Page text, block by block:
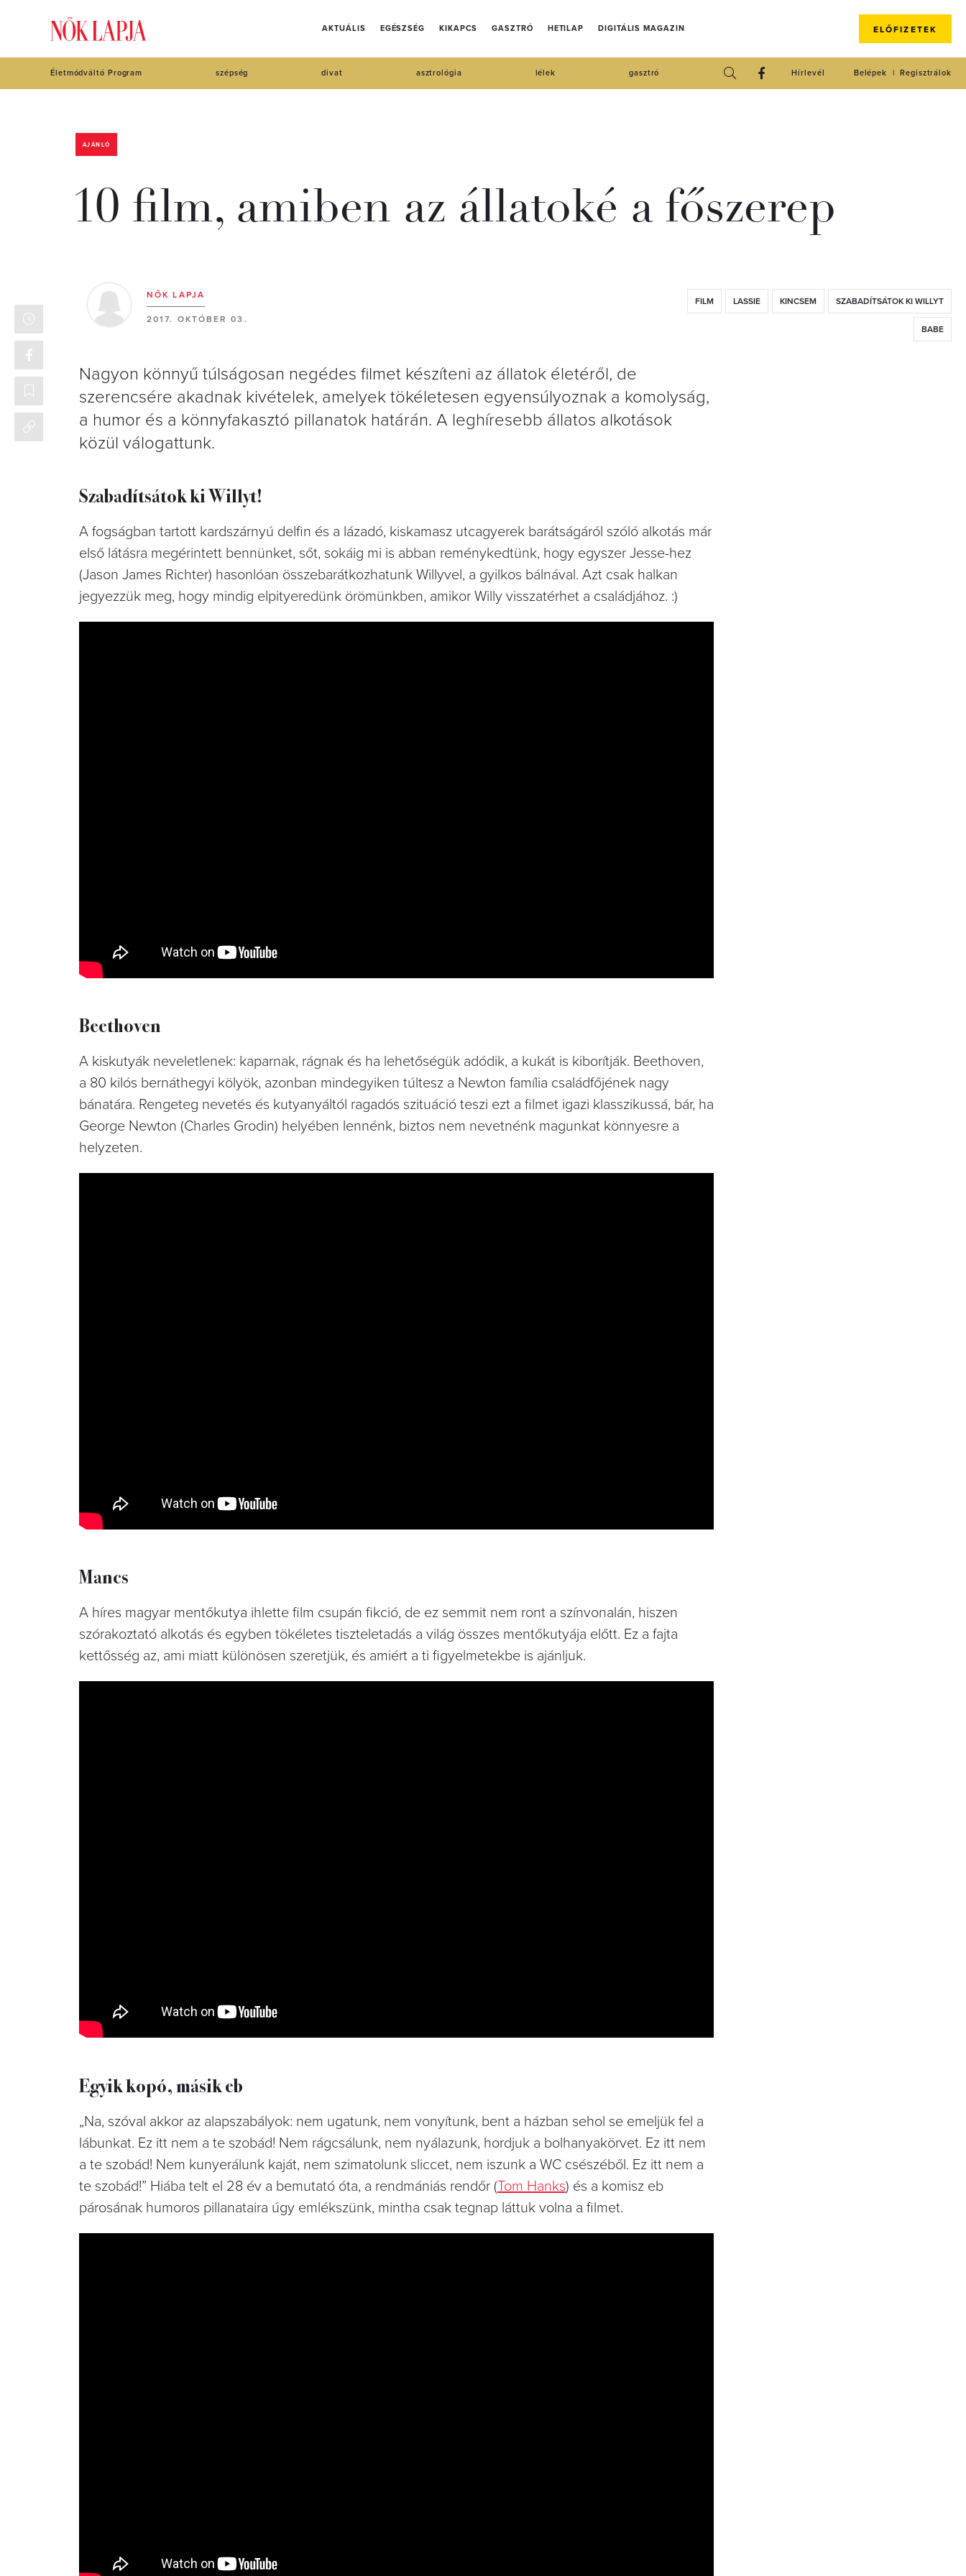
AKTUÁLIS EGÉSZSÉG KIKAPCS GASZTRÓ HETILAP DIGITÁLIS MAGAZIN ELŐFIZETEK
Életmódváltó Program szépség divat asztrológia lélek gasztró Regisztrálok
Belépek
Hírlevél
AJÁNLÓ
10 film, amiben az állatoké a főszerep
NŐK LAPJA
2017. OKTÓBER 03.
FILM LASSIE KINCSEM SZABADÍTSÁTOK KI WILLYT
BABE
Nagyon könnyű túlságosan negédes filmet készíteni az állatok életéről, de
szerencsére akadnak kivételek, amelyek tökéletesen egyensúlyoznak a komolyság,
a humor és a könnyfakasztó pillanatok határán. A leghíresebb állatos alkotások
közül válogattunk.
Szabadítsátok ki Willyt!
A fogságban tartott kardszárnyú delfin és a lázadó, kiskamasz utcagyerek barátságáról szóló alkotás már
első látásra megérintett bennünket, sőt, sokáig mi is abban reménykedtünk, hogy egyszer Jesse-hez
(Jason James Richter) hasonlóan összebarátkozhatunk Willyvel, a gyilkos bálnával. Azt csak halkan
jegyezzük meg, hogy mindig elpityeredünk örömünkben, amikor Willy visszatérhet a családjához. :)
Beethoven
A kiskutyák neveletlenek: kaparnak, rágnak és ha lehetőségük adódik, a kukát is kiborítják. Beethoven,
a 80 kilós bernáthegyi kölyök, azonban mindegyiken túltesz a Newton família családfőjének nagy
bánatára. Rengeteg nevetés és kutyanyáltól ragadós szituáció teszi ezt a filmet igazi klasszikussá, bár, ha
George Newton (Charles Grodin) helyében lennénk, biztos nem nevetnénk magunkat könnyesre a
helyzeten.
Mancs
A híres magyar mentőkutya ihlette film csupán fikció, de ez semmit nem ront a színvonalán, hiszen
szórakoztató alkotás és egyben tökéletes tiszteletadás a világ összes mentőkutyája előtt. Ez a fajta
kettősség az, ami miatt különösen szeretjük, és amiért a ti figyelmetekbe is ajánljuk.
Egyik kopó, másik eb
„Na, szóval akkor az alapszabályok: nem ugatunk, nem vonyítunk, bent a házban sehol se emeljük fel a
lábunkat. Ez itt nem a te szobád! Nem rágcsálunk, nem nyálazunk, hordjuk a bolhanyakörvet. Ez itt nem
a te szobád! Nem kunyerálunk kaját, nem szimatolunk sliccet, nem iszunk a WC csészéből. Ez itt nem a
te szobád!” Hiába telt el 28 év a bemutató óta, a rendmániás rendőr (Tom Hanks) és a komisz eb
párosának humoros pillanataira úgy emlékszünk, mintha csak tegnap láttuk volna a filmet.